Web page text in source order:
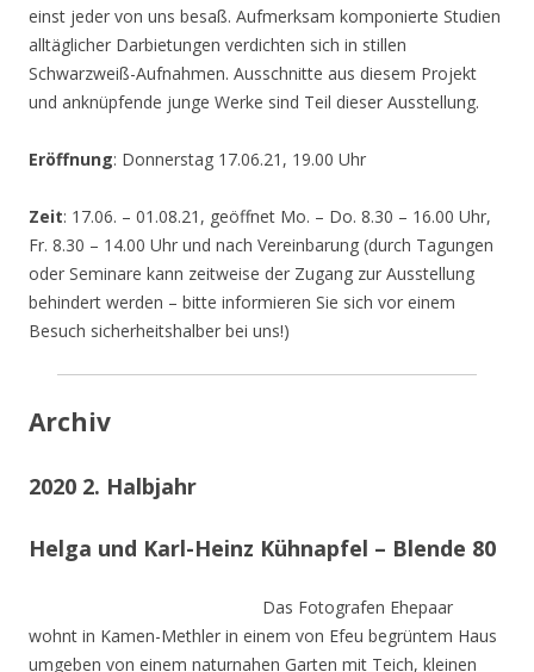
einst jeder von uns besaß. Aufmerksam komponierte Studien
alltäglicher Darbietungen verdichten sich in stillen
Schwarzweiß-Aufnahmen. Ausschnitte aus diesem Projekt
und anknüpfende junge Werke sind Teil dieser Ausstellung.
Eröffnung: Donnerstag 17.06.21, 19.00 Uhr
Zeit: 17.06. – 01.08.21, geöffnet Mo. – Do. 8.30 – 16.00 Uhr,
Fr. 8.30 – 14.00 Uhr und nach Vereinbarung (durch Tagungen
oder Seminare kann zeitweise der Zugang zur Ausstellung
behindert werden – bitte informieren Sie sich vor einem
Besuch sicherheitshalber bei uns!)
Archiv
2020 2. Halbjahr
Helga und Karl-Heinz Kühnapfel – Blende 80
Das Fotografen Ehepaar
wohnt in Kamen-Methler in einem von Efeu begrüntem Haus
umgeben von einem naturnahen Garten mit Teich, kleinen